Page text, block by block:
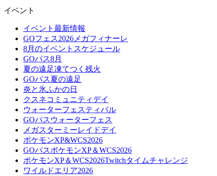
イベント
イベント最新情報
GOフェス2026メガフィナーレ
8月のイベントスケジュール
GOパス8月
夏の遠足凍てつく残火
GOパス夏の遠足
炎と氷ふかの日
クスネコミュニティデイ
ウォーターフェスティバル
GOパスウォーターフェス
メガスターミーレイドデイ
ポケモンXP&WCS2026
GOパスポケモンXP＆WCS2026
ポケモンXP＆WCS2026Twitchタイムチャレンジ
ワイルドエリア2026